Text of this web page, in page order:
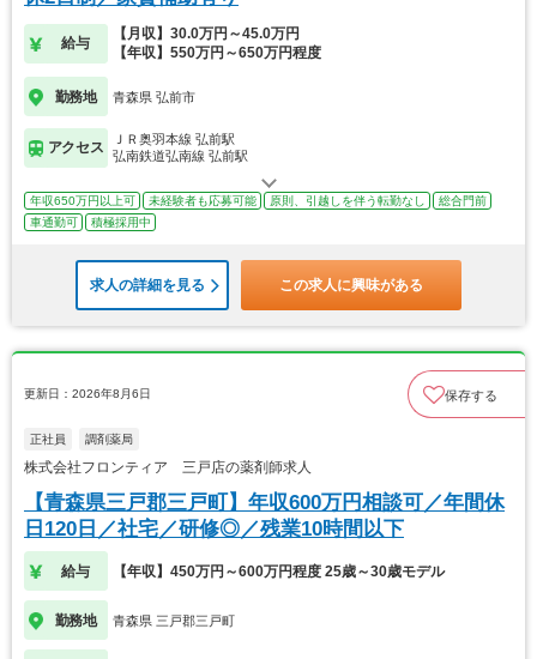
給与
【月収】30.0万円～45.0万円
【年収】550万円～650万円程度
勤務地 青森県 弘前市
アクセス
ＪＲ奥羽本線 弘前駅
弘南鉄道弘南線 弘前駅
年収650万円以上可 未経験者も応募可能 原則、引越しを伴う転勤なし
総合門前
車通勤可
積極採用中
求人の詳細を見る この求人に興味がある
更新日：2026年8月6日 保存する
正社員 調剤薬局
株式会社フロンティア 三戸店の薬剤師求人
【青森県三戸郡三戸町】年収600万円相談可／年間休
日120日／社宅／研修◎／残業10時間以下
給与 【年収】450万円～600万円程度 25歳～30歳モデル
勤務地 青森県 三戸郡三戸町